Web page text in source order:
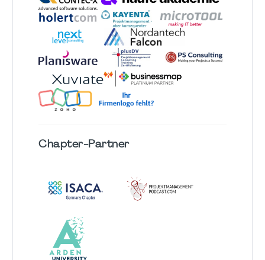
Chapter-Partner